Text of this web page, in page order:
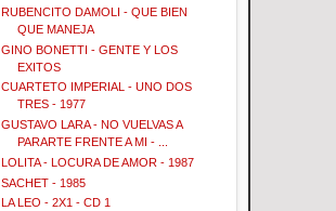
RUBENCITO DAMOLI - QUE BIEN
QUE MANEJA
GINO BONETTI - GENTE Y LOS
EXITOS
CUARTETO IMPERIAL - UNO DOS
TRES - 1977
GUSTAVO LARA - NO VUELVAS A
PARARTE FRENTE A MI - ...
LOLITA - LOCURA DE AMOR - 1987
SACHET - 1985
LA LEO - 2X1 - CD 1